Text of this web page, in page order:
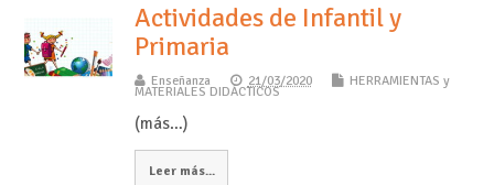
Actividades de Infantil y
Primaria
Enseñanza 21/03/2020 HERRAMIENTAS y
MATERIALES DIDÁCTICOS
(más…)
Leer más...